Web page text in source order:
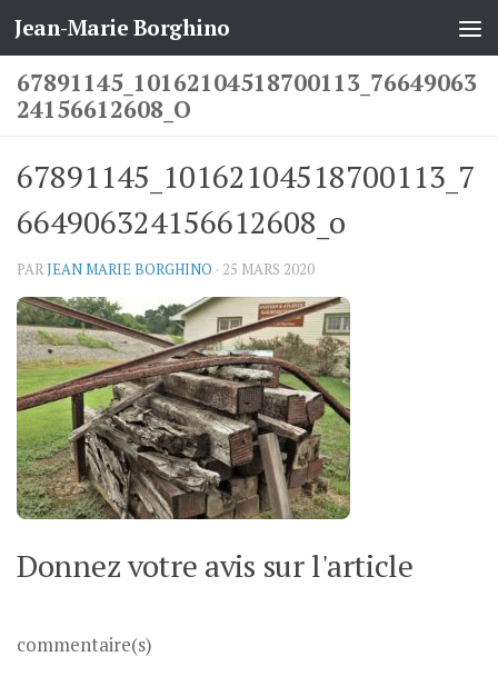
Skip to content
Jean-Marie Borghino
67891145_10162104518700113_76649063
24156612608_O
67891145_10162104518700113_7
664906324156612608_o
PARJEAN MARIE BORGHINO · 25 MARS 2020
Donnez votre avis sur l'article
commentaire(s)